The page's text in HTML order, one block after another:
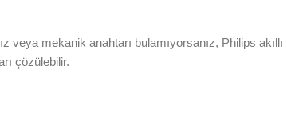
veya mekanik anahtarı bulamıyorsanız, Philips
çözülebilir.